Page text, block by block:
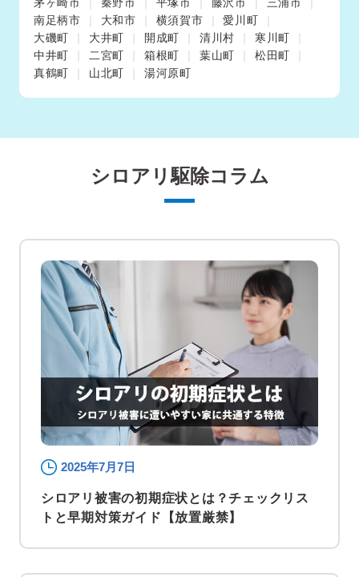
茅ヶ崎市
秦野市 平塚市 藤沢市
三浦市
南足柄市
大和市 横須賀市
愛川町
大磯町
大井町 開成町 清川村
寒川町
中井町
二宮町 箱根町 葉山町
松田町
真鶴町
山北町 湯河原町
シロアリ駆除コラム
2025年7月7日
シロアリ被害の初期症状とは？チェックリス
トと早期対策ガイド【放置厳禁】